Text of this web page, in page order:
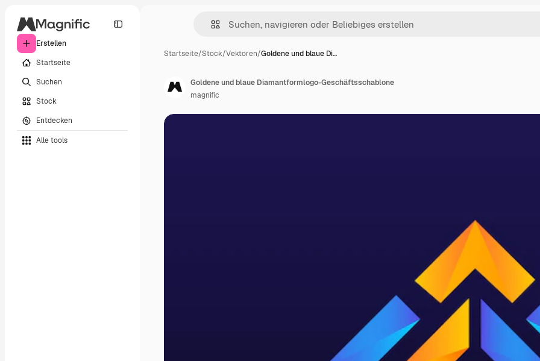
Erstellen
Startseite
Suchen
Stock
Entdecken
Alle tools
Startseite/Stock/Vektoren/Goldene und blaue Di…
Goldene und blaue Diamantformlogo-Geschäftsschablone
magnific